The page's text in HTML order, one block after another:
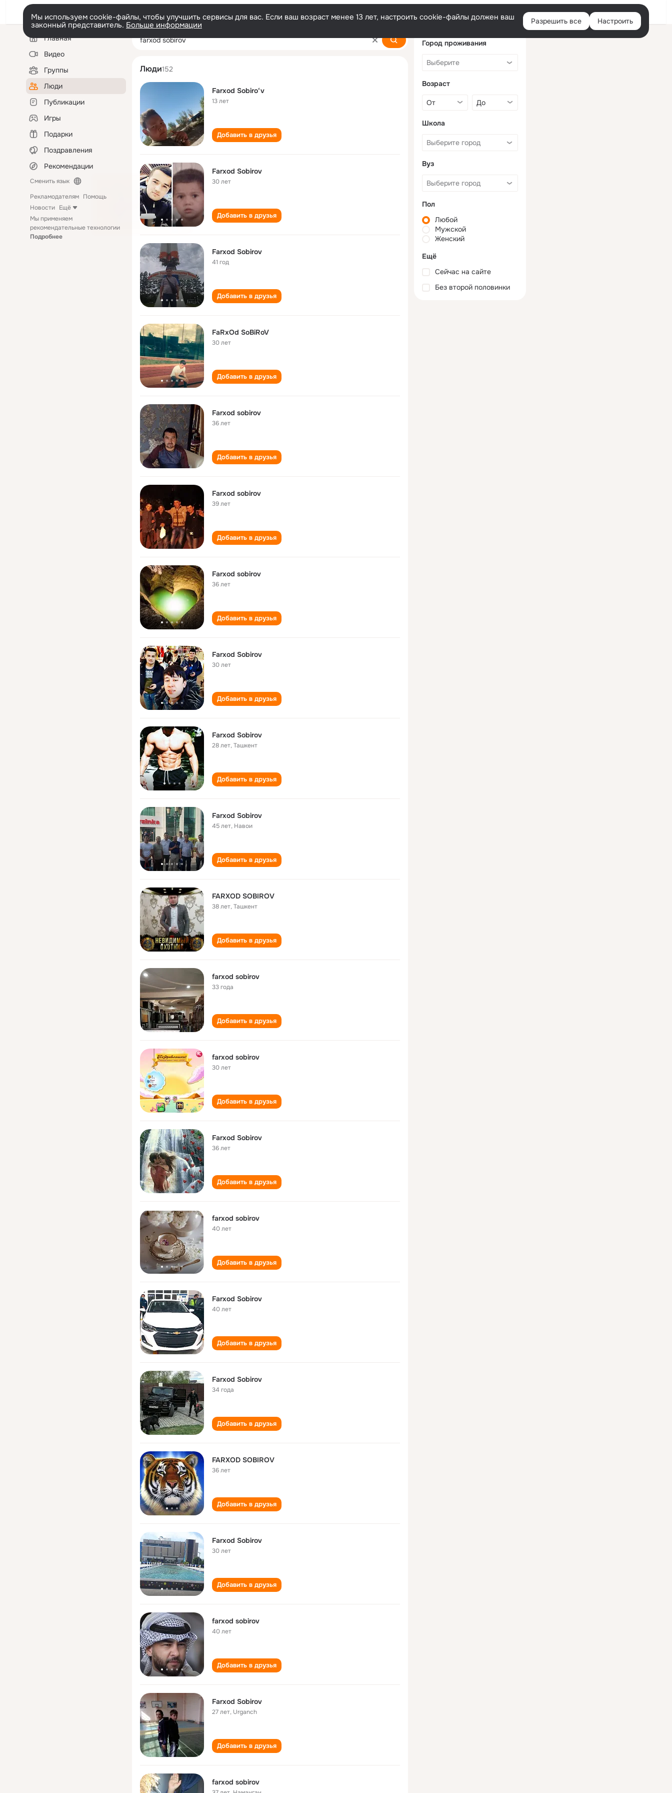
Войти
Мы используем cookie-файлы, чтобы улучшить сервисы для вас. Если ваш возраст менее 13 лет, настроить cookie-файлы должен ваш
законный представитель. Больше информации Разрешить все Настроить
Левая
колонкаГлавная
Видео
Группы
Люди
Публикации
Игры
Подарки
Поздравления
Рекомендации
Сменить язык
Рекламодателям Помощь
Новости Ещё
Мы применяем
рекомендательные технологии
Подробнее
farxod sobirov
Люди152
Farxod Sobiro‘v
13 лет
Добавить в друзья
Farxod Sobirov
30 лет
Добавить в друзья
Farxod Sobirov
41 год
Добавить в друзья
FaRxOd SoBiRoV
30 лет
Добавить в друзья
Farxod sobirov
36 лет
Добавить в друзья
Farxod sobirov
39 лет
Добавить в друзья
Farxod sobirov
36 лет
Добавить в друзья
Farxod Sobirov
30 лет
Добавить в друзья
Farxod Sobirov
28 лет,Ташкент
Добавить в друзья
Farxod Sobirov
45 лет, Навои
Добавить в друзья
FARXOD SOBIROV
38 лет,Ташкент
Добавить в друзья
farxod sobirov
33 года
Добавить в друзья
farxod sobirov
30 лет
Добавить в друзья
Farxod Sobirov
36 лет
Добавить в друзья
farxod sobirov
40 лет
Добавить в друзья
Farxod Sobirov
40 лет
Добавить в друзья
Farxod Sobirov
34 года
Добавить в друзья
FARXOD SOBIROV
36 лет
Добавить в друзья
Farxod Sobirov
30 лет
Добавить в друзья
farxod sobirov
40 лет
Добавить в друзья
Farxod Sobirov
27 лет, Urganch
Добавить в друзья
farxod sobirov
Город проживания
Возраст
Школа
Вуз
Пол
Любой
Мужской
Женский
Ещё
Сейчас на сайте
Без второй половинки